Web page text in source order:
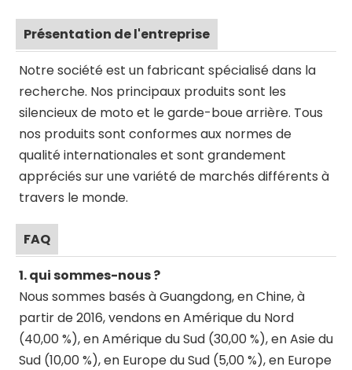
Présentation de l'entreprise
Notre société est un fabricant spécialisé dans la
recherche. Nos principaux produits sont les
silencieux de moto et le garde-boue arrière. Tous
nos produits sont conformes aux normes de
qualité internationales et sont grandement
appréciés sur une variété de marchés différents à
travers le monde.
FAQ
1. qui sommes-nous ?
Nous sommes basés à Guangdong, en Chine, à
partir de 2016, vendons en Amérique du Nord
(40,00 %), en Amérique du Sud (30,00 %), en Asie du
Sud (10,00 %), en Europe du Sud (5,00 %), en Europe